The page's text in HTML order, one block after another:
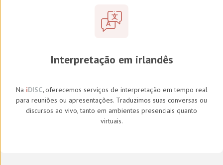
Interpretação em irlandês
Na iDISC,oferecemos serviços de interpretação em tempo real
para reuniões ou apresentações. Traduzimos suas conversas ou
discursos ao vivo, tanto em ambientes presenciais quanto
virtuais.